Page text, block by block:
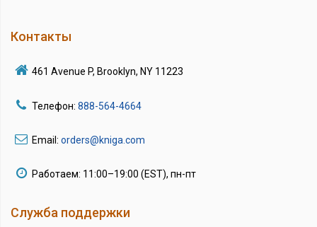
Контакты
461 Avenue P, Brooklyn, NY 11223
Телефон: 888-564-4664
Email: orders@kniga.com
Работаем: 11:00–19:00 (EST), пн-пт
Служба поддержки